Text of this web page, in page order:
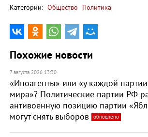
Категории: Общество Политика
Похожие новости
7 августа 2026 13:30
«Иноагенты» или «у каждой
мира»? Политические партии РФ
антивоенную позицию партии
могут снять выборов
обновлено